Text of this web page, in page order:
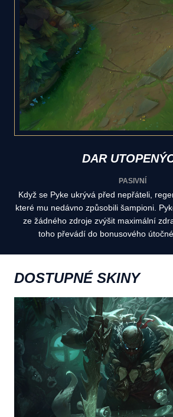
DAR
PASIVNÍ
Když se Pyke ukrývá před nepřáteli,
které mu nedávno způsobili šampioni.
ze žádného zdroje zvýšit maximální
toho převádí do bonusového
DOSTUPNÉ SKINY